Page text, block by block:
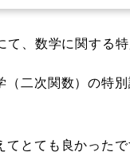
、数学に関する特
二次関数）の特
とても良かった